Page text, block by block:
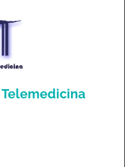
Telemedicina